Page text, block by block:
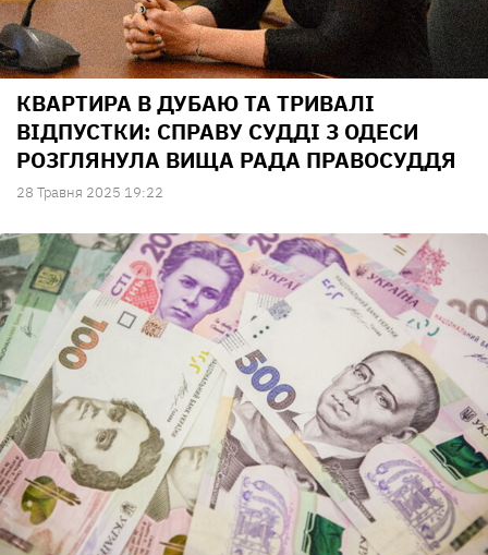
КВАРТИРА В ДУБАЮ ТА ТРИВАЛІ
ВІДПУСТКИ: СПРАВУ СУДДІ З ОДЕСИ
РОЗГЛЯНУЛА ВИЩА РАДА ПРАВОСУДДЯ
28 Травня 2025 19:22